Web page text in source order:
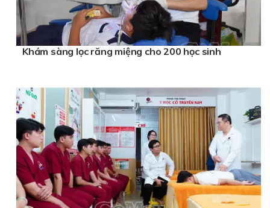
Khám sàng lọc răng miệng cho 200 học sinh